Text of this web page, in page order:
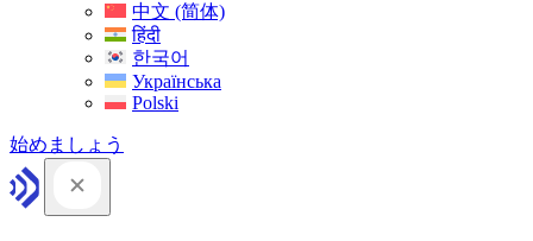
中文 (简体)
हिंदी
한국어
Українська
Polski
始めましょう